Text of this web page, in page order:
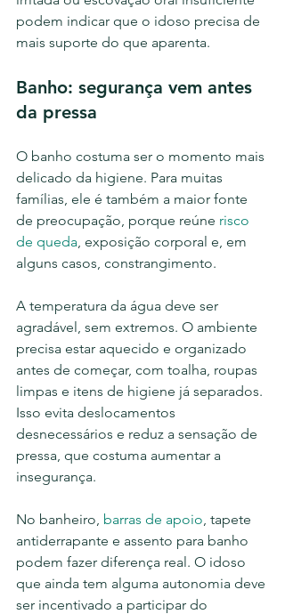
podem indicar que o idoso precisa de
mais suporte do que aparenta.
Banho: segurança vem antes
da pressa
O banho costuma ser o momento mais
delicado da higiene. Para muitas
famílias, ele é também a maior fonte
de preocupação, porque reúne risco
de queda, exposição corporal e, em
alguns casos, constrangimento.
A temperatura da água deve ser
agradável, sem extremos. O ambiente
precisa estar aquecido e organizado
antes de começar, com toalha, roupas
limpas e itens de higiene já separados.
Isso evita deslocamentos
desnecessários e reduz a sensação de
pressa, que costuma aumentar a
insegurança.
No banheiro, barras de apoio, tapete
antiderrapante e assento para banho
podem fazer diferença real. O idoso
que ainda tem alguma autonomia deve
ser incentivado a participar do